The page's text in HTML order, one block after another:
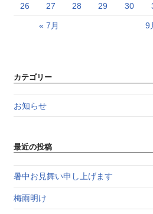
26 27 28 29 30
« 7月 9
カテゴリー
お知らせ
最近の投稿
暑中お見舞い申し上げます
梅雨明け